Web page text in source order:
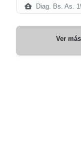
Diag. Bs. As.
Ver